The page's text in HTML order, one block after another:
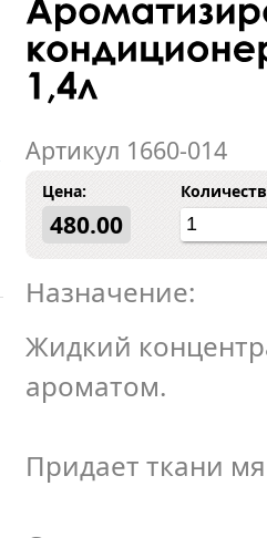
Артикул 1660-014
Цена:
480.00
Назначение:
Жидкий
ароматом.
Придает ткани